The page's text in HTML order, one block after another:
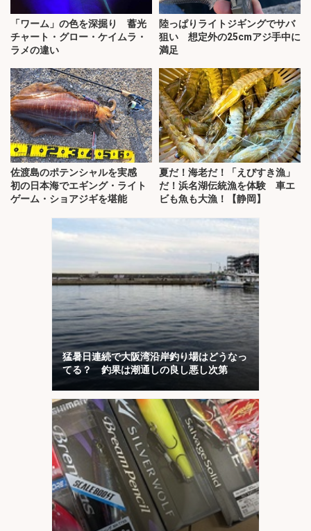
「ワーム」の色を深掘り 蓄光
チャート・グロー・ケイムラ・
ラメの違い
陸っぱりライトジギングでサバ
狙い 想定外の25cmアジ手中に
満足
佐渡島のポテンシャルを実感
初の日本海でエギング・ライト
ゲーム・ショアジギを堪能
夏だ！海老だ！「えびすき漁」
だ！浜名湖伝統漁を体験 車エ
ビも魚も大漁！【静岡】
猛暑日連続で大阪湾沿岸釣り場はどうなっ
てる？ 釣果は潮通しの良し悪し次第